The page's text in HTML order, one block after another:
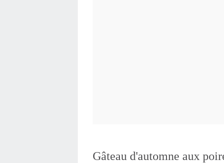
Gâteau d'automne aux